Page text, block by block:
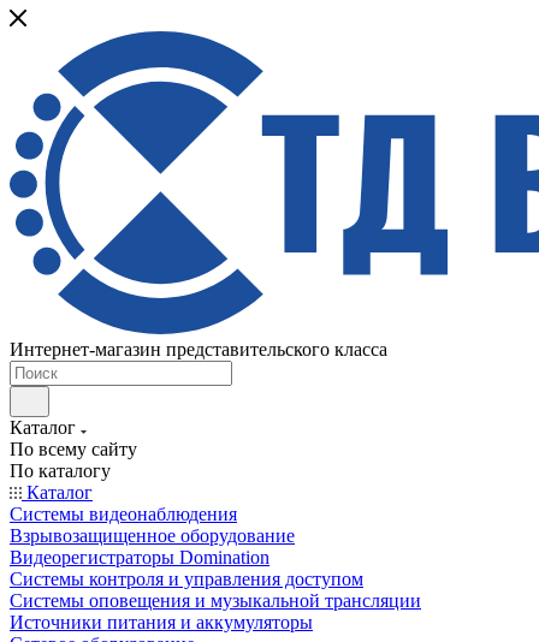
Интернет-магазин представительского класса
Каталог
По всему сайту
По каталогу
Каталог
Системы видеонаблюдения
Взрывозащищенное оборудование
Видеорегистраторы Domination
Системы контроля и управления доступом
Системы оповещения и музыкальной трансляции
Источники питания и аккумуляторы